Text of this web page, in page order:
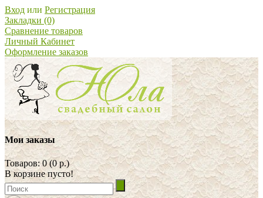
Вход или Регистрация
Закладки (0)
Сравнение товаров
Личный Кабинет
Оформление заказов
Мои заказы
Товаров: 0 (0 р.)
В корзине пусто!